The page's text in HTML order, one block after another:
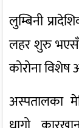
लुम्बिनी
लहर शुरु
कोरोना विशेष
अस्पतालका